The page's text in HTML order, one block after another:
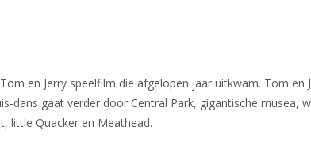
en Jerry speelfilm die afgelopen jaar uitkwam. Tom en
dans gaat verder door Central Park, gigantische musea,
little Quacker en Meathead.